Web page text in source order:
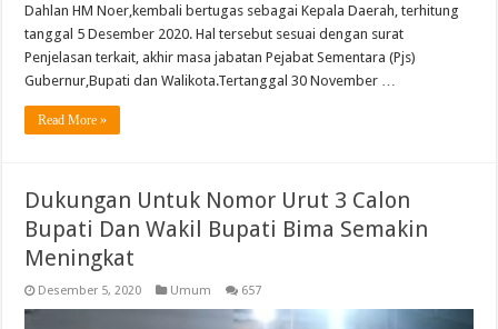
Dahlan HM Noer,kembali bertugas sebagai Kepala Daerah, terhitung
tanggal 5 Desember 2020. Hal tersebut sesuai dengan surat
Penjelasan terkait, akhir masa jabatan Pejabat Sementara (Pjs)
Gubernur,Bupati dan Walikota.Tertanggal 30 November …
Read More »
Dukungan Untuk Nomor Urut 3 Calon
Bupati Dan Wakil Bupati Bima Semakin
Meningkat
Desember 5, 2020 Umum 657